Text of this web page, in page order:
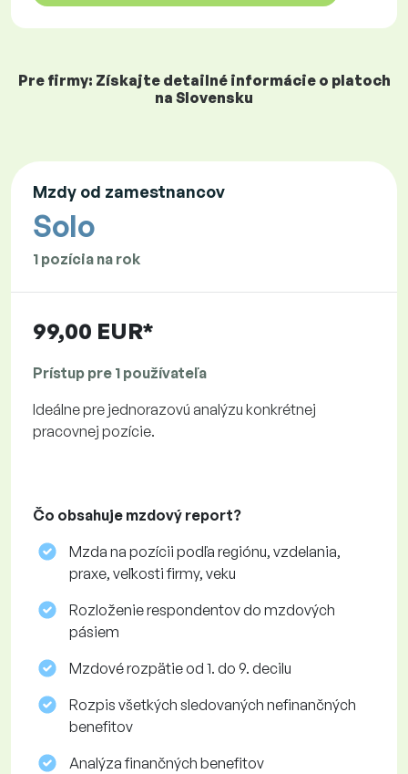
Pre firmy: Získajte detailné informácie o platoch
na Slovensku
Mzdy od zamestnancov
Solo
1 pozícia na rok
99,00 EUR*
Prístup pre 1 používateľa
Ideálne pre jednorazovú analýzu konkrétnej
pracovnej pozície.
Čo obsahuje mzdový report?
Mzda na pozícii podľa regiónu, vzdelania,
praxe, veľkosti firmy, veku
Rozloženie respondentov do mzdových
pásiem
Mzdové rozpätie od 1. do 9. decilu
Rozpis všetkých sledovaných nefinančných
benefitov
Analýza finančných benefitov